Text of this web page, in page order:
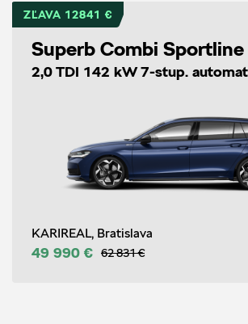
ZĽAVA 12841 €
Superb Combi Sportline
2,0 TDI 142 kW 7-stup.
KARIREAL, Bratislava
49 990 € 62 831 €